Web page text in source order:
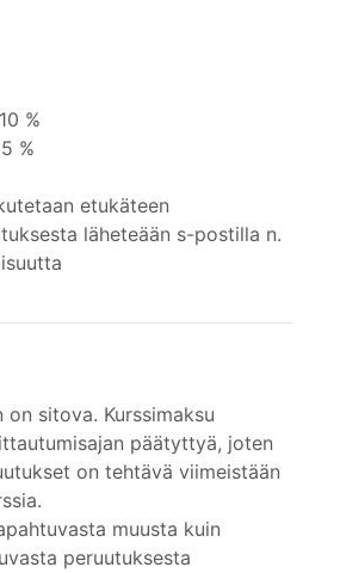
%
%
etukäteen
läheteään s-postilla n.
sitova. Kurssimaksu
päätyttyä, joten
on tehtävä viimeistään
muusta kuin
peruutuksesta